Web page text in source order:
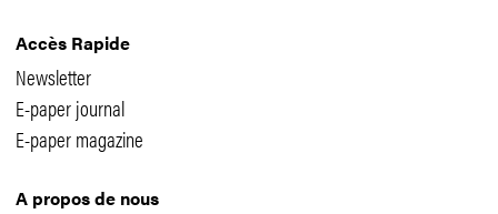
Accès Rapide
Newsletter
E-paper journal
E-paper magazine
A propos de nous